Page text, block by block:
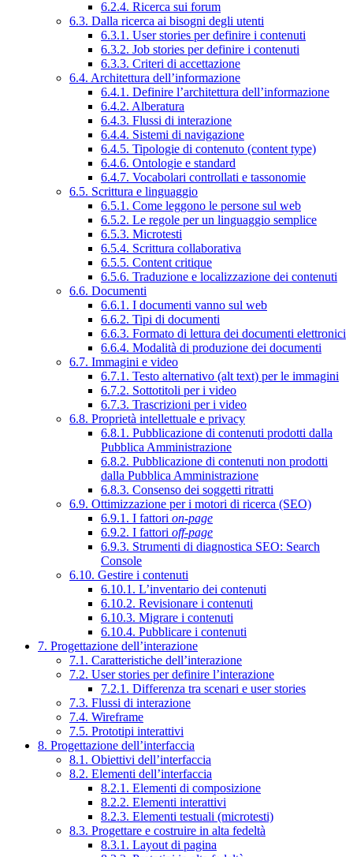
6.2.4. Ricerca sui forum
6.3. Dalla ricerca ai bisogni degli utenti
6.3.1. User stories per definire i contenuti
6.3.2. Job stories per definire i contenuti
6.3.3. Criteri di accettazione
6.4. Architettura dell’informazione
6.4.1. Definire l’architettura dell’informazione
6.4.2. Alberatura
6.4.3. Flussi di interazione
6.4.4. Sistemi di navigazione
6.4.5. Tipologie di contenuto (content type)
6.4.6. Ontologie e standard
6.4.7. Vocabolari controllati e tassonomie
6.5. Scrittura e linguaggio
6.5.1. Come leggono le persone sul web
6.5.2. Le regole per un linguaggio semplice
6.5.3. Microtesti
6.5.4. Scrittura collaborativa
6.5.5. Content critique
6.5.6. Traduzione e localizzazione dei contenuti
6.6. Documenti
6.6.1. I documenti vanno sul web
6.6.2. Tipi di documenti
6.6.3. Formato di lettura dei documenti elettronici
6.6.4. Modalità di produzione dei documenti
6.7. Immagini e video
6.7.1. Testo alternativo (alt text) per le immagini
6.7.2. Sottotitoli per i video
6.7.3. Trascrizioni per i video
6.8. Proprietà intellettuale e privacy
6.8.1. Pubblicazione di contenuti prodotti dalla
Pubblica Amministrazione
6.8.2. Pubblicazione di contenuti non prodotti
dalla Pubblica Amministrazione
6.8.3. Consenso dei soggetti ritratti
6.9. Ottimizzazione per i motori di ricerca (SEO)
6.9.1. I fattori on-page
6.9.2. I fattori off-page
6.9.3. Strumenti di diagnostica SEO: Search
Console
6.10. Gestire i contenuti
6.10.1. L’inventario dei contenuti
6.10.2. Revisionare i contenuti
6.10.3. Migrare i contenuti
6.10.4. Pubblicare i contenuti
7. Progettazione dell’interazione
7.1. Caratteristiche dell’interazione
7.2. User stories per definire l’interazione
7.2.1. Differenza tra scenari e user stories
7.3. Flussi di interazione
7.4. Wireframe
7.5. Prototipi interattivi
8. Progettazione dell’interfaccia
8.1. Obiettivi dell’interfaccia
8.2. Elementi dell’interfaccia
8.2.1. Elementi di composizione
8.2.2. Elementi interattivi
8.2.3. Elementi testuali (microtesti)
8.3. Progettare e costruire in alta fedeltà
8.3.1. Layout di pagina